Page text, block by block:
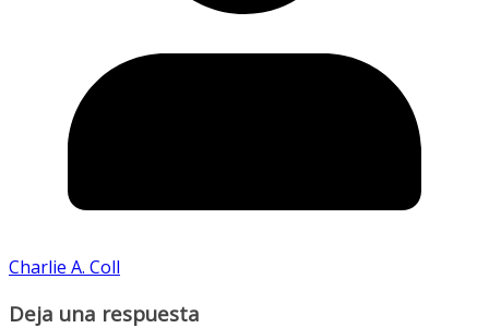
Charlie A. Coll
Deja una respuesta